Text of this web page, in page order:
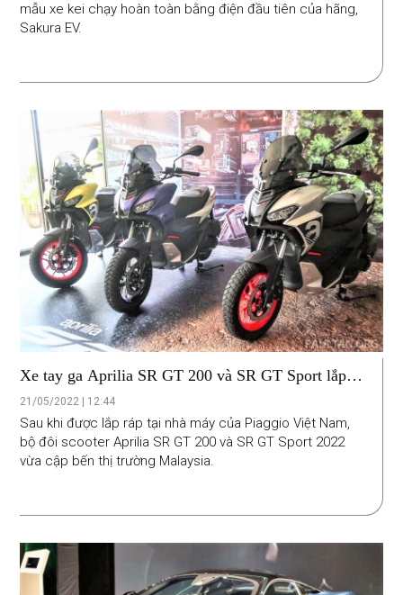
mẫu xe kei chạy hoàn toàn bằng điện đầu tiên của hãng,
Sakura EV.
Xe tay ga Aprilia SR GT 200 và SR GT Sport lắp
ráp ở Việt Nam ra mắt tại Malaysia
21/05/2022 | 12:44
Sau khi được lắp ráp tại nhà máy của Piaggio Việt Nam,
bộ đôi scooter Aprilia SR GT 200 và SR GT Sport 2022
vừa cập bến thị trường Malaysia.